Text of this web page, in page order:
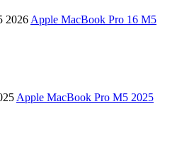
Apple MacBook Pro 16 M5
Apple MacBook Pro M5 2025